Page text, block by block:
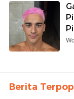
Berita